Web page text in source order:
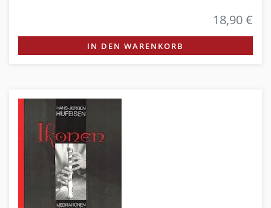
18,90 €
IN DEN WARENKORB